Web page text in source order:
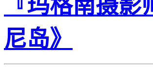
『玛格南摄
尼岛》